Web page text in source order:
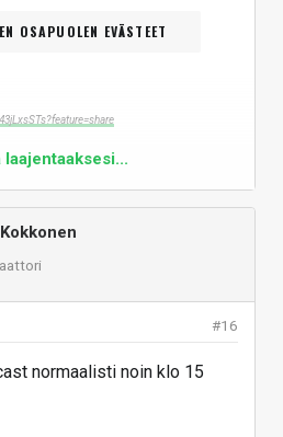
OSAPUOLEN EVÄSTEET
laajentaaksesi...
#16
normaalisti noin klo 15